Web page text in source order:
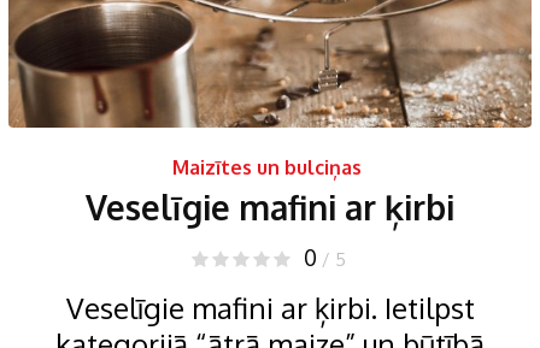
Maizītes un bulciņas
Veselīgie mafini ar ķirbi
0 / 5
Veselīgie mafini ar ķirbi. Ietilpst